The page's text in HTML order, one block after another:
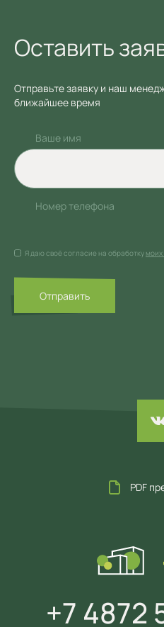
Оставить
Ваше имя
Номер телефона
Отправить
Я даю своё согласие на обработку
Отправьте заявку и наш
ближайшее время
PDF
+7 4872